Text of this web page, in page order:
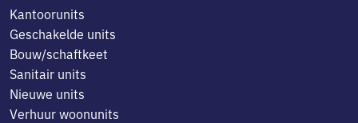
Kantoorunits
Geschakelde units
Bouw/schaftkeet
Sanitair units
Nieuwe units
Verhuur woonunits